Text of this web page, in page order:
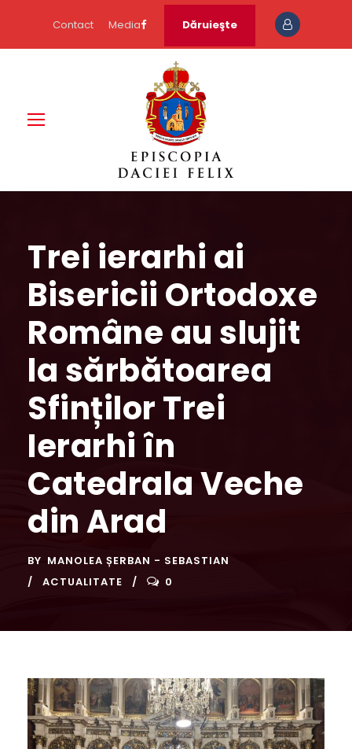
Contact Media Dăruieşte
Trei ierarhi ai
Bisericii Ortodoxe
Române au slujit
la sărbătoarea
Sfinților Trei
Ierarhi în
Catedrala Veche
din Arad
BY MANOLEA ȘERBAN - SEBASTIAN
ACTUALITATE
0